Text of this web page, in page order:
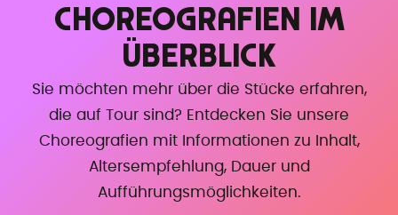
CHOREOGRAFIEN IM
ÜBERBLICK
Sie möchten mehr über die Stücke erfahren,
die auf Tour sind? Entdecken Sie unsere
Choreografien mit Informationen zu Inhalt,
Altersempfehlung, Dauer und
Aufführungsmöglichkeiten.